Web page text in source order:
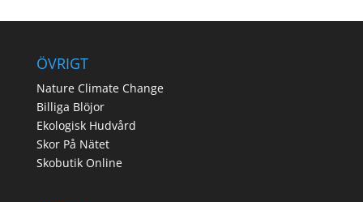
ÖVRIGT
Nature Climate Change
Billiga Blöjor
Ekologisk Hudvård
Skor På Nätet
Skobutik Online